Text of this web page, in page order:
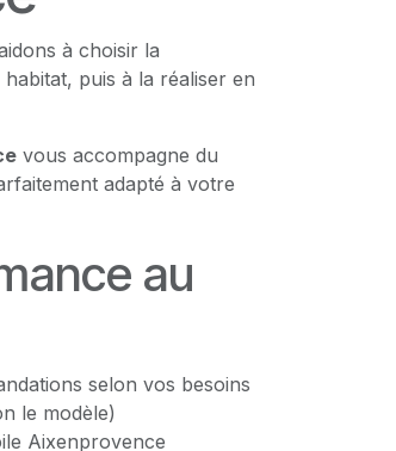
à choisir la
puis à la réaliser en
vous accompagne du
adapté à votre
au
selon vos besoins
le modèle)
Aixenprovence